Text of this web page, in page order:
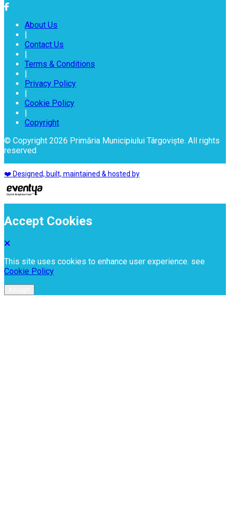
About Us
Contact Us
Terms & Conditions
Privacy Policy
Cookie Policy
Copyright
© Copyright 2026 Primăria Municipiului Târgoviște. All rights
reserved
❤️ Designed, built, maintained & hosted by
Accept Cookies
This site uses cookies to enhance user experience. see
Cookie Policy